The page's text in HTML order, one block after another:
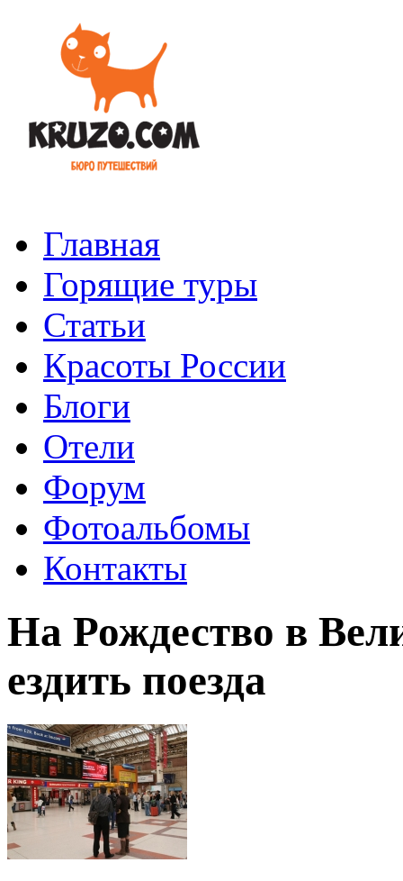
Главная
Горящие туры
Статьи
Красоты России
Блоги
Отели
Форум
Фотоальбомы
Контакты
На Рождество в
ездить поезда